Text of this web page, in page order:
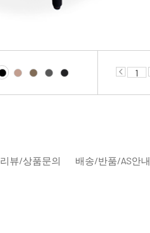
리뷰/상품문의 배송/반품/AS안내